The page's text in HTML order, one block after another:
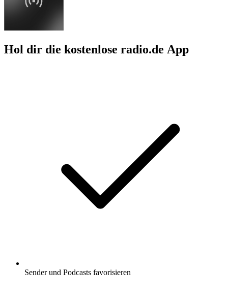
Hol dir die kostenlose radio.de App
Sender und Podcasts favorisieren